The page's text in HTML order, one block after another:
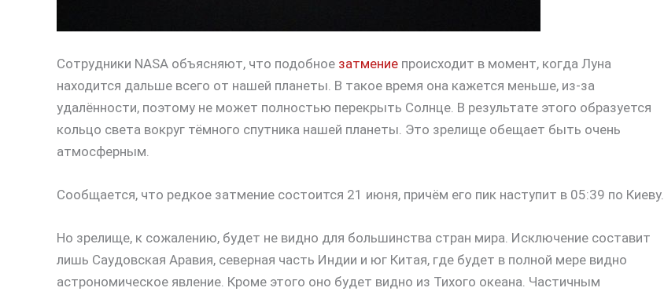
Сотрудники NASA объясняют, что подобное затмение происходит в момент, когда Луна
находится дальше всего от нашей планеты. В такое время она кажется меньше, из-за
удалённости, поэтому не может полностью перекрыть Солнце. В результате этого образуется
кольцо света вокруг тёмного спутника нашей планеты. Это зрелище обещает быть очень
атмосферным.
Сообщается, что редкое затмение состоится 21 июня, причём его пик наступит в 05:39 по Киеву.
Но зрелище, к сожалению, будет не видно для большинства стран мира. Исключение составит
лишь Саудовская Аравия, северная часть Индии и юг Китая, где будет в полной мере видно
астрономическое явление. Кроме этого оно будет видно из Тихого океана. Частичным